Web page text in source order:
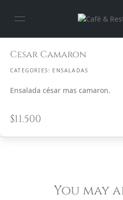
Cesar Camaron
CATEGORIES: ENSALADAS
Ensalada césar mas camaron.
$11.500
You may